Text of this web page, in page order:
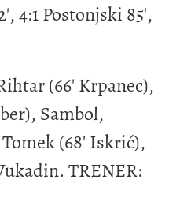
4:1 Postonjski 85',
(66' Krpanec),
Sambol,
(68' Iskrić),
TRENER: